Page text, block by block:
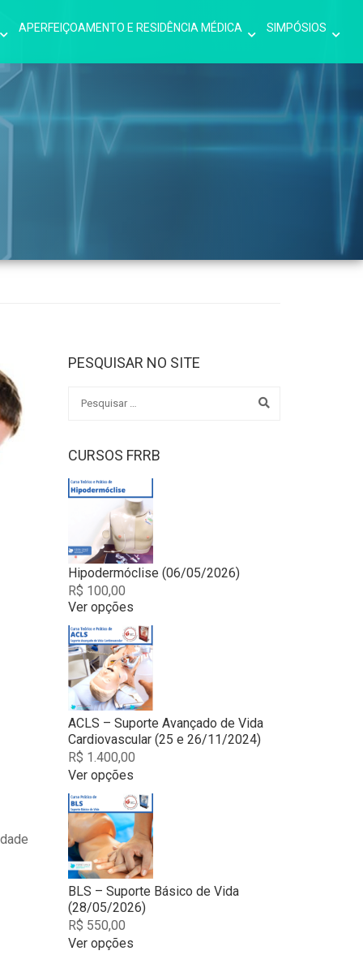
APERFEIÇOAMENTO E RESIDÊNCIA MÉDICA SIMPÓSIOS
PESQUISAR NO SITE
CURSOS FRRB
Hipodermóclise (06/05/2026)
R$ 100,00
Ver opções
This
product
has
multiple
variants.
The
options
may
be
chosen
the
product
page
ACLS – Suporte Avançado de Vida
Cardiovascular (25 e 26/11/2024)
R$ 1.400,00
Ver opções
This
product
has
multiple
variants.
The
options
may
be
chosen
BLS – Suporte Básico de Vida
(28/05/2026)
R$ 550,00
Ver opções